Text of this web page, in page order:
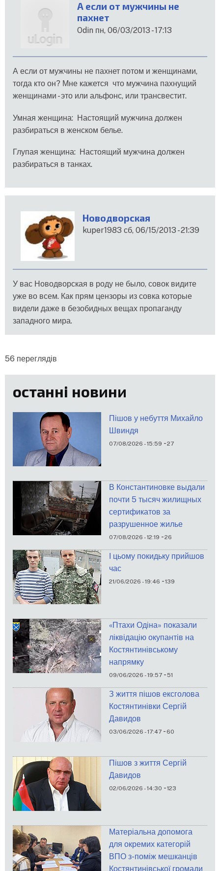
А если от мужчины не
пахнет
Odinпн, 06/03/2013 - 17:13
А если от мужчины не пахнет потом и женщинами,
тогда кто он? Мне кажется что мужчина пахнущий
женщинами - это или альфонс, или трансвестит.
Умная женщина: Настоящий мужчина должен
разбираться в женском белье.
Глупая женщина: Настоящий мужчина должен
разбираться в танках.
Новодворская
kuper1983 сб, 06/15/2013 - 21:39
У вас Новодворская в роду не было, совок видите
уже во всем. Как прям цензоры из совка которые
видели даже в безобидных вещах пропаганду
западного мира.
56 переглядів
останні новини
Пішов у небуття Михайло
Швиндя
07/08/2026 - 15:59 -27
В Константиновке выдали
почти 5 тысяч жилищных
сертификатов за
разрушенное жилье
07/08/2026 - 12:19 -26
І цьому покидьку прийшов
час
21/06/2026 - 19:46 -139
«Птахи Одіна» показали
ліквідацію окупантів на
Костянтинівському
напрямку
09/06/2026 - 19:57 -51
З життя пішов ексголова
Костянтинівки Сергій
Давидов
03/06/2026 - 17:47 - 60
Пішов з життя Сергій
Давидов
02/06/2026 - 14:30 -123
Матеріальна допомога
для окремих категорій
ВПО з-поміж мешканців
Костянтинівської громади